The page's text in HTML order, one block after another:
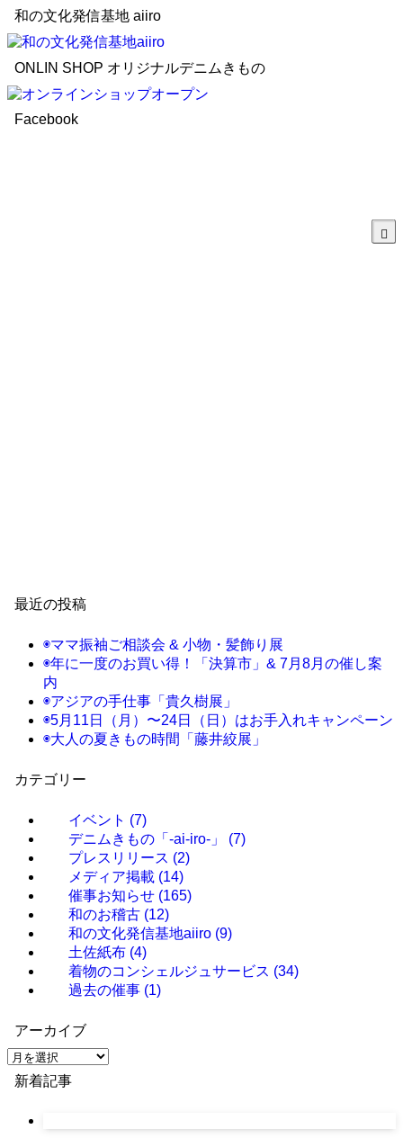
和の文化発信基地 aiiro
ONLIN SHOP オリジナルデニムきもの
Facebook
最近の投稿
◉ママ振袖ご相談会 & 小物・髪飾り展
◉年に一度のお買い得！「決算市」& 7月8月の催し案
内
◉アジアの手仕事「貴久樹展」
◉5月11日（月）〜24日（日）はお手入れキャンペーン
◉大人の夏きもの時間「藤井絞展」
カテゴリー
イベント (7)
デニムきもの「-ai-iro-」 (7)
プレスリリース (2)
メディア掲載 (14)
催事お知らせ (165)
和のお稽古 (12)
和の文化発信基地aiiro (9)
土佐紙布 (4)
着物のコンシェルジュサービス (34)
過去の催事 (1)
アーカイブ
ア
ー
新着記事